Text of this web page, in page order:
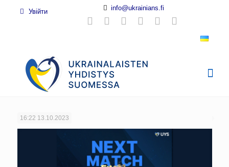
Увійти info@ukrainians.fi
16:22 13.10.2023